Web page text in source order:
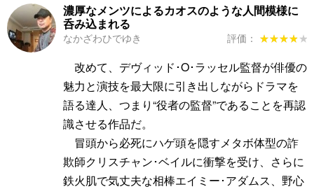
濃厚なメンツによるカオスのような人間模様に
呑み込まれる
なかざわひでゆき 評価： ★★★★★
★★★★★
改めて、デヴィッド･O･ラッセル監督が俳優の
魅力と演技を最大限に引き出しながらドラマを
語る達人、つまり“役者の監督”であることを再認
識させる作品だ。
冒頭から必死にハゲ頭を隠すメタボ体型の詐
欺師クリスチャン･ベイルに衝撃を受け、さらに
鉄火肌で気丈夫な相棒エイミー･アダムス、野心